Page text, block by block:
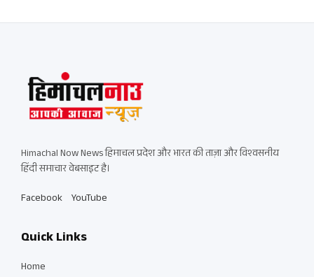
Himachal Now News हिमाचल प्रदेश और भारत की ताज़ा और विश्वसनीय
हिंदी समाचार वेबसाइट है।
Facebook YouTube
Quick Links
Home